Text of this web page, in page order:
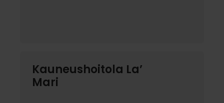
Kauneushoitola La’
Mari